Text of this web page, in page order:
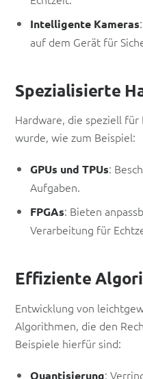
Intelligente Kameras
auf dem Gerät für
Spezialisierte
Hardware, die speziell
wurde, wie zum Beispiel:
GPUs und TPUs:
Aufgaben.
FPGAs: Bieten
Verarbeitung für
Effiziente
Entwicklung von
Algorithmen, die den
Beispiele hierfür sind:
Quantisierung: